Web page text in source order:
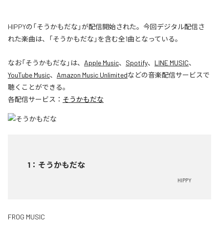
HIPPYの「そうかもだな」が配信開始された。今回デジタル配信さ
れた楽曲は、「そうかもだな」を含む全1曲となっている。
なお「そうかもだな 」は、 Apple Music、 Spotify、 LINE MUSIC、
YouTube Music、 Amazon Music Unlimitedなどの音楽配信サービスで
聴くことができる。
各配信サービス： そうかもだな
1 ： そうかもだな
HIPPY
FROG MUSIC